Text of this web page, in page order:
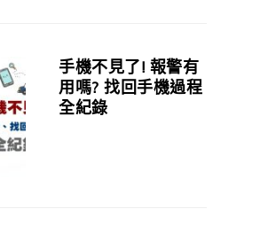
手機不見了! 報警有
用嗎? 找回手機過程
全紀錄